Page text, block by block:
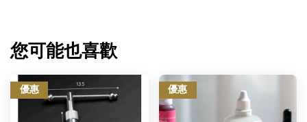
您可能也喜歡
優惠 優惠